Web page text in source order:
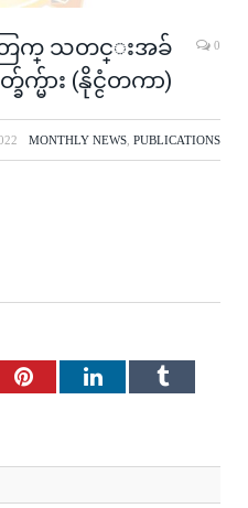
အတြက္ သတင္းအခ်
ား (နိုင္ငံတကာ)
0
MONTHLY NEWS PUBLICATIONS
PinterestLinkedInTumblr